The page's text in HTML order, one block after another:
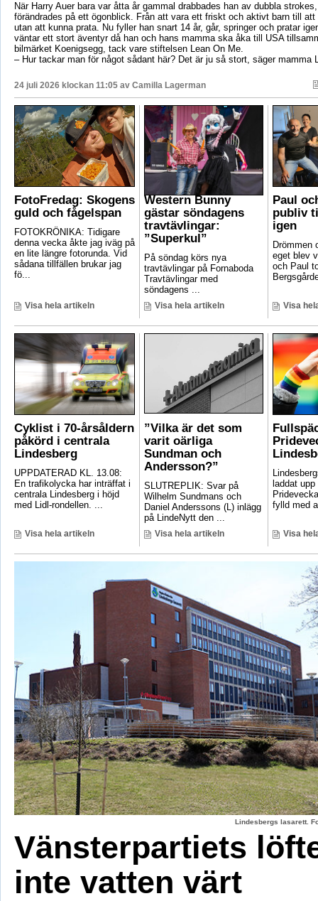
När Harry Auer bara var åtta år gammal drabbades han av dubbla
förändrades på ett ögonblick. Från att vara ett friskt och aktivt barn till
utan att kunna prata. Nu fyller han snart 14 år, går, springer och pratar
väntar ett stort äventyr då han och hans mamma ska åka till USA
bilmärket Koenigsegg, tack vare stiftelsen Lean On Me.
– Hur tackar man för något sådant här? Det är ju så stort, säger mamma
24 juli 2026 klockan 11:05 av Camilla Lagerman
FotoFredag: Skogens
guld och fågelspan
FOTOKRÖNIKA: Tidigare
denna vecka åkte jag iväg på
en lite längre fotorunda. Vid
sådana tillfällen brukar jag
fö...
Visa hela artikeln
Western Bunny
gästar söndagens
travtävlingar:
”Superkul”
På söndag körs nya
travtävlingar på Fornaboda
Travtävlingar med
söndagens ...
Visa hela artikeln
Paul
publiv
igen
Drömmen
eget blev
och Paul
Visa
Cyklist i 70-årsåldern
påkörd i centrala
Lindesberg
UPPDATERAD KL. 13.08:
En trafikolycka har inträffat i
centrala Lindesberg i höjd
med Lidl-rondellen. ...
Visa hela artikeln
”Vilka är det som
varit oärliga
Sundman och
Andersson?”
SLUTREPLIK: Svar på
Wilhelm Sundmans och
Daniel Anderssons (L) inlägg
på LindeNytt den ...
Visa hela artikeln
laddat
fylld med
Visa
Lindesbergs lasarett.
Vänsterpartiets
inte vatten värt